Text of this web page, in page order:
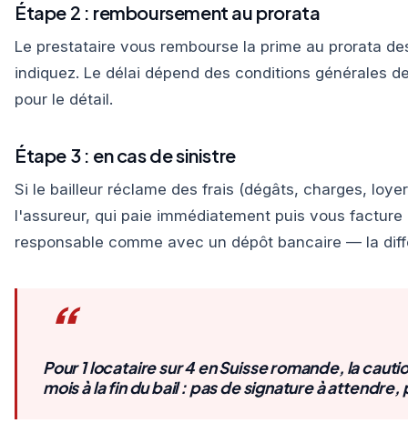
Étape 2 : remboursement au prorata
Le prestataire vous rembourse la prime au prorata
indiquez. Le délai dépend des conditions générales
pour le détail.
Étape 3 : en cas de sinistre
Si le bailleur réclame des frais (dégâts, charges,
l'assureur, qui paie immédiatement puis vous
responsable comme avec un dépôt bancaire — la
Pour 1 locataire sur 4 en Suisse romande, la
mois à la fin du bail : pas de signature à